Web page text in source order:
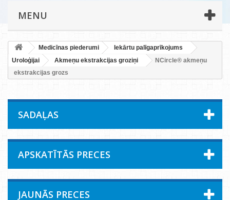
MENU
Medicīnas piederumi
Iekārtu palīgaprīkojums
Uroloģijai
Akmeņu ekstrakcijas groziņi
NCircle® akmeņu
ekstrakcijas grozs
SADAĻAS
APSKATĪTĀS PRECES
JAUNĀS PRECES